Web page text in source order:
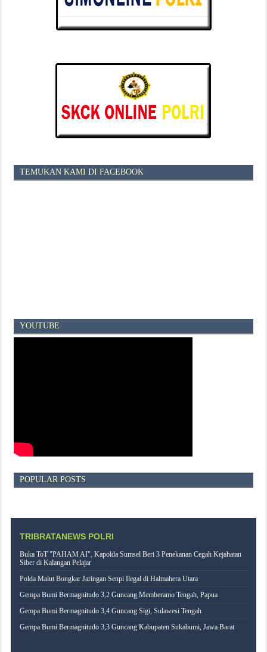
TEMUKAN KAMI DI FACEBOOK
YOUTUBE
POPULAR POSTS
TRIBRATANEWS POLRI
Buka ToT "PAHAM AI", Kapolda Sumsel Beri 3 Penekanan Cegah Kejahatan
Siber di Kalangan Pelajar
Polda Malut Bongkar Jaringan Senpi Ilegal di Halmahera Utara
Gempa Bumi Bermagnitudo 3,2 Guncang Memberamo Tengah, Papua
Gempa Bumi Bermagnitudo 3,4 Guncang Sigi, Sulawesi Tengah
Gempa Bumi Bermagnitudo 3,3 Guncang Kabupaten Sukabumi, Jawa Barat